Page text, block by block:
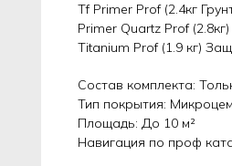
Tf Primer Prof (2.4кг
Primer Quartz Prof
Titanium Prof (1.9 кг)
Состав комплекта:
Тип покрытия:
Площадь: До 10 м²
Навигация по проф